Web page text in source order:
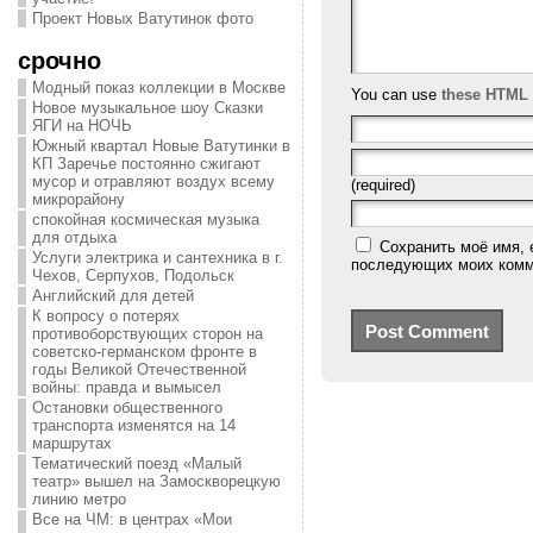
Проект Новых Ватутинок фото
срочно
Модный показ коллекции в Москве
Новое музыкальное шоу Сказки
ЯГИ на НОЧЬ
Южный квартал Новые Ватутинки в
КП Заречье постоянно сжигают
мусор и отравляют воздух всему
микрорайону
спокойная космическая музыка
для отдыха
Услуги электрика и сантехника в г.
Чехов, Серпухов, Подольск
Английский для детей
К вопросу о потерях
противоборствующих сторон на
советско-германском фронте в
годы Великой Отечественной
войны: правда и вымысел
Остановки общественного
транспорта изменятся на 14
маршрутах
Тематический поезд «Малый
театр» вышел на Замоскворецкую
линию метро
Все на ЧМ: в центрах «Мои
You can use these HTML
(required)
Сохранить моё имя,
последующих моих